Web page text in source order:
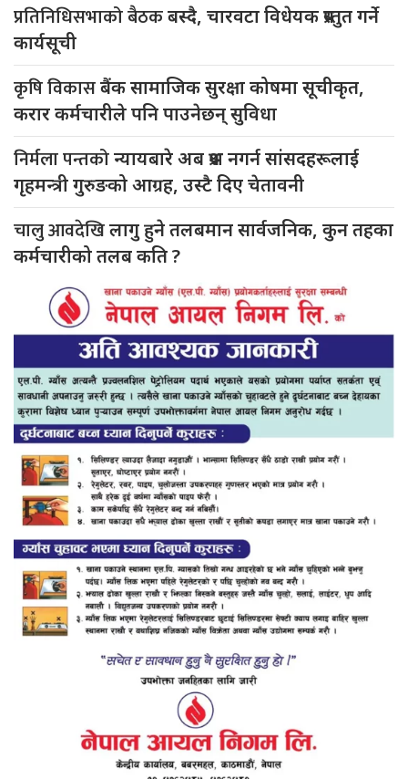
प्रतिनिधिसभाको बैठकबस्दै, चारवटा विधेयक प्रस्तुत गर्ने
कार्यसूची
कृषि विकासबैंक सामाजिक सुरक्षा कोषमा सूचीकृत,
करार कर्मचारीले पनि पाउनेछन् सुविधा
निर्मला पन्तकोन्यायबारे अब प्रश्न नगर्न सांसदहरूलाई
गृहमन्त्री गुरुङको आग्रह, उस्टै दिए चेतावनी
चालु आवदेखिलागु हुने तलबमान सार्वजनिक, कुन तहका
कर्मचारीको तलब कति ?